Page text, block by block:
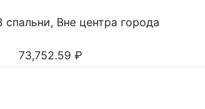
спальни, Вне центра города
73,752.59 ₽